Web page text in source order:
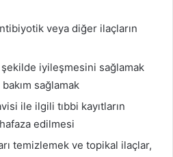
veya diğer ilaçların
iyileşmesini sağlamak
sağlamak
ile ilgili tıbbi kayıtların
edilmesi
temizlemek ve topikal ilaçlar,